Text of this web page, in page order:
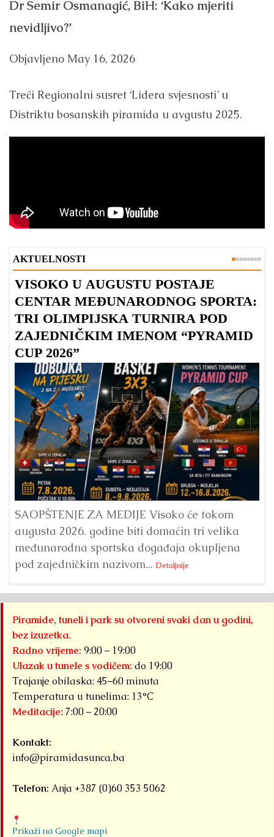
Dr Semir Osmanagić, BiH: ‘Kako mjeriti
nevidljivo?’
Objavljeno May 16, 2026
Treći Regionalni susret ‘Lidera svjesnosti’ u
Distriktu bosanskih piramida u avgustu 2025.
AKTUELNOSTI
VISOKO U AUGUSTU POSTAJE
CENTAR MEĐUNARODNOG SPORTA:
TRI OLIMPIJSKA TURNIRA POD
ZAJEDNIČKIM IMENOM “PYRAMID
CUP 2026”
SAOPŠTENJE ZA MEDIJE Visoko će tokom
augusta 2026. godine biti domaćin tri velika
međunarodna sportska događaja okupljena
pod zajedničkim nazivom... Detaljnije
Piramide, tuneli i park su otvoreni svaki dan u godini,
bez izuzetka.
Radno vrijeme: 9:00 – 19:00
Ulazak u tunele s vodičem: do 19:00
Trajanje obilaska: 45–60 minuta
Temperatura u tunelima: 13°C
Meditacije: 7:00 – 20:00
Kontakt:
info@piramidasunca.ba
Telefon: Anja +387 (0)60 353 5062
Prikaži na Google mapi